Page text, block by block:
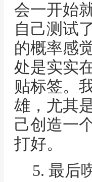
会一开始
自己测试
的概率感
处是实实
贴标签。
雄，尤其
己创造一
打好。
5. 最后